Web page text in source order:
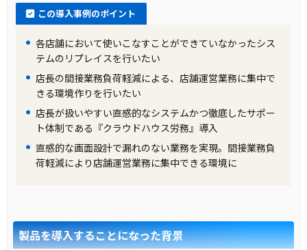
この導入事例のポイント
各店舗において使いこなすことができていなかったシス
テムのリプレイスを行いたい
店長の間接業務負荷軽減による、店舗運営業務に集中で
きる環境作りを行いたい
店長が扱いやすい直感的なシステムかつ徹底したサポー
ト体制である『クラウドハウス労務』導入
直感的な画面設計で漏れのない業務を実現。間接業務負
荷軽減により店舗運営業務に集中できる環境に
製品を導入することになった背景